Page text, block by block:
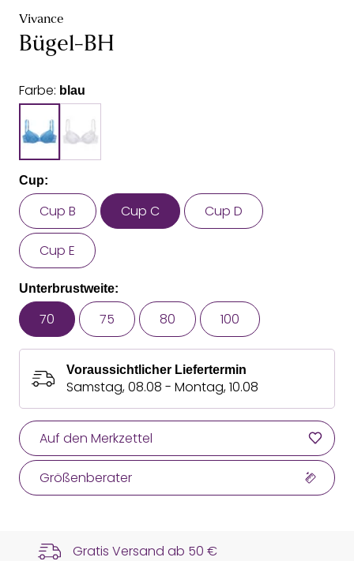
Vivance
Bügel-BH
Farbe: blau
Cup:
Cup B Cup C Cup D
Cup E
Unterbrustweite:
70 75 80 100
Voraussichtlicher Liefertermin
Samstag, 08.08 - Montag, 10.08
Auf den Merkzettel
Größenberater
Gratis Versand ab 50 €